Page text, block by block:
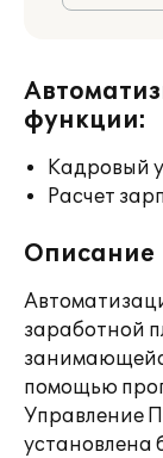
функции:
Кадровый
Расчет
Описание
заработной
помощью
Управление
установлена